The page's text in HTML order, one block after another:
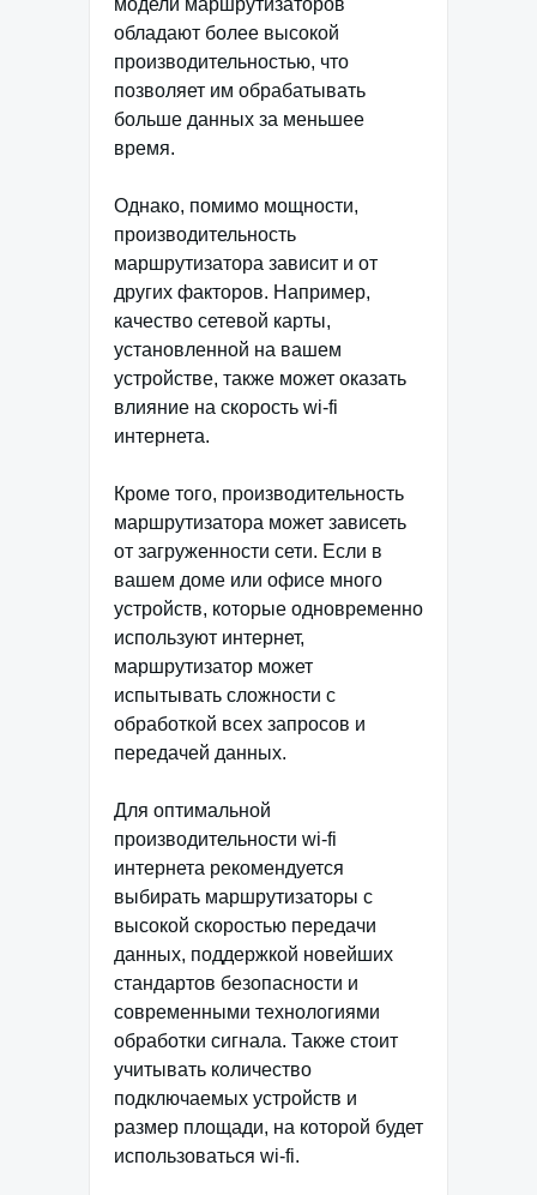
обладают более высокой
производительностью, что
позволяет им обрабатывать
больше данных за меньшее
время.
Однако, помимо мощности,
производительность
маршрутизатора зависит и от
других факторов. Например,
качество сетевой карты,
установленной на вашем
устройстве, также может оказать
влияние на скорость wi-fi
интернета.
Кроме того, производительность
маршрутизатора может зависеть
от загруженности сети. Если в
вашем доме или офисе много
устройств, которые одновременно
используют интернет,
маршрутизатор может
испытывать сложности с
обработкой всех запросов и
передачей данных.
Для оптимальной
производительности wi-fi
интернета рекомендуется
выбирать маршрутизаторы с
высокой скоростью передачи
данных, поддержкой новейших
стандартов безопасности и
современными технологиями
обработки сигнала. Также стоит
учитывать количество
подключаемых устройств и
размер площади, на которой будет
использоваться wi-fi.